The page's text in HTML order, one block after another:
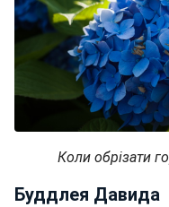
Коли обрізати
Буддлея Давида